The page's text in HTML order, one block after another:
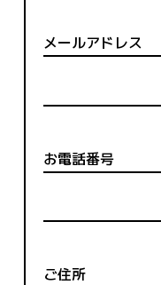
メールアドレス
お電話番号
ご住所